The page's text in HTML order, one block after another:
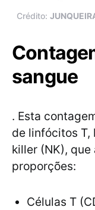
Crédito:
sangue
. Esta
de linfócitos T,
killer (NK),
proporções:
Células T